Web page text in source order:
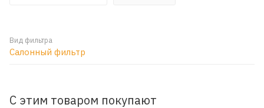
Вид фильтра
Салонный фильтр
С этим товаром покупают